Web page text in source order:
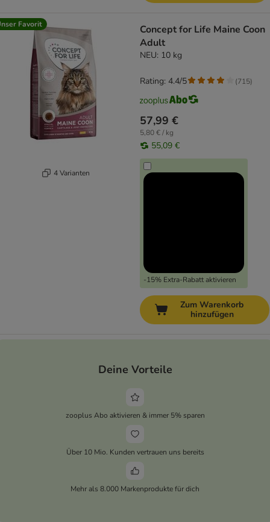
Favorit
4 Varianten
Concept for Life Maine Coon
Adult
NEU: 10 kg
57,99 €
5,80 € / kg
55,09 €
-15% Extra-Rabatt aktivieren
Rating: 4.4/5 (715)
Zum Warenkorb
hinzufügen
Deine Vorteile
zooplus Abo aktivieren & immer 5% sparen
Über 10 Mio. Kunden vertrauen uns bereits
Mehr als 8.000 Markenprodukte für dich